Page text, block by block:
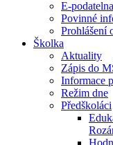
E-podatelna
Povinné
Prohlášení
Školka
Aktuality
Zápis do
Informace
Režim dne
Předškoláci